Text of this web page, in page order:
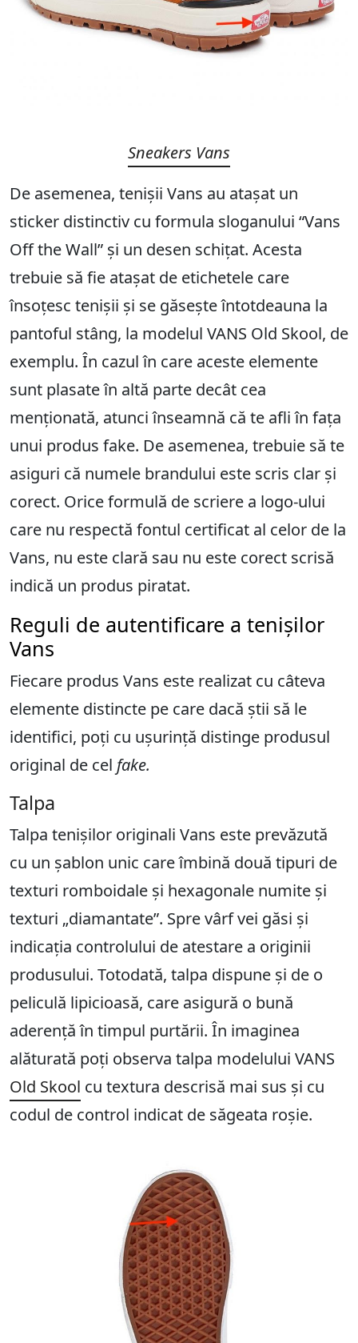
Sneakers Vans
De asemenea, tenișii Vans au atașat un
sticker distinctiv cu formula sloganului “Vans
Off the Wall” și un desen schițat. Acesta
trebuie să fie atașat de etichetele care
însoțesc tenișii și se găsește întotdeauna la
pantoful stâng, la modelul VANS Old Skool, de
exemplu. În cazul în care aceste elemente
sunt plasate în altă parte decât cea
menționată, atunci înseamnă că te afli în fața
unui produs fake. De asemenea, trebuie să te
asiguri că numele brandului este scris clar și
corect. Orice formulă de scriere a logo-ului
care nu respectă fontul certificat al celor de la
Vans, nu este clară sau nu este corect scrisă
indică un produs piratat.
Reguli de autentificare a tenișilor
Vans
Fiecare produs Vans este realizat cu câteva
elemente distincte pe care dacă știi să le
identifici, poți cu ușurință distinge produsul
original de cel fake.
Talpa
Talpa tenișilor originali Vans este prevăzută
cu un șablon unic care îmbină două tipuri de
texturi romboidale și hexagonale numite și
texturi „diamantate”. Spre vârf vei găsi și
indicația controlului de atestare a originii
produsului. Totodată, talpa dispune și de o
peliculă lipicioasă, care asigură o bună
aderență în timpul purtării. În imaginea
alăturată poți observa talpa modelului VANS
Old Skool cu textura descrisă mai sus și cu
codul de control indicat de săgeata roșie.